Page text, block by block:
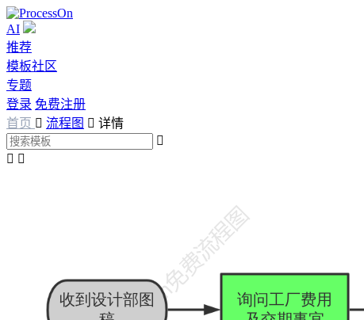
AI
推荐
模板社区
专题
登录 免费注册
首页  流程图  详情

 